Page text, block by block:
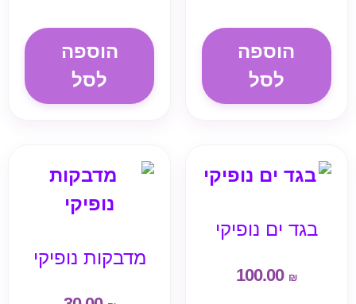
הוספה
לסל
הוספה
לסל
בגד ים נופיקי
100.00 ₪
מדבקות נופיקי